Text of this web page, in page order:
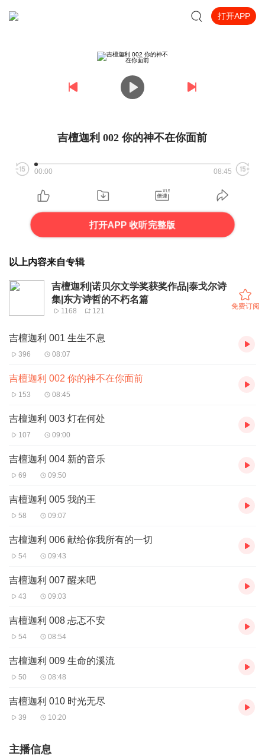
打开APP
吉檀迦利 002 你的神不在你面前
00:00 08:45
打开APP 收听完整版
以上内容来自专辑
吉檀迦利|诺贝尔文学奖获奖作品|泰戈尔诗
集|东方诗哲的不朽名篇
1168 121
免费订阅
吉檀迦利 001 生生不息
396 08:07
吉檀迦利 002 你的神不在你面前
153 08:45
吉檀迦利 003 灯在何处
107 09:00
吉檀迦利 004 新的音乐
69 09:50
吉檀迦利 005 我的王
58 09:07
吉檀迦利 006 献给你我所有的一切
54 09:43
吉檀迦利 007 醒来吧
43 09:03
吉檀迦利 008 忐忑不安
54 08:54
吉檀迦利 009 生命的溪流
50 08:48
吉檀迦利 010 时光无尽
39 10:20
主播信息